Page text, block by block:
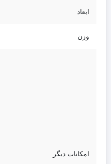
ابعاد
وزن
امکانات دیگر